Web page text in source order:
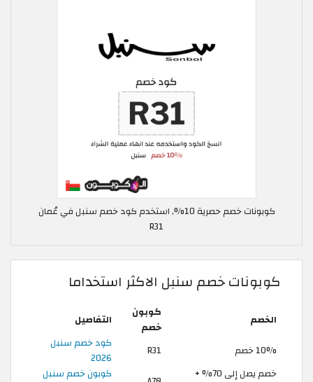
كوبونات خصم حصرية 10%, استخدم كود خصم سنبل في عُمان
R31
كوبونات خصم سنبل الاكثر استخداما
الخصم
كوبون
خصم
التفاصيل
10% خصم
R31
كود خصم سنبل
2026
خصم يصل إلى 70% +
كوبون خصم سنبل